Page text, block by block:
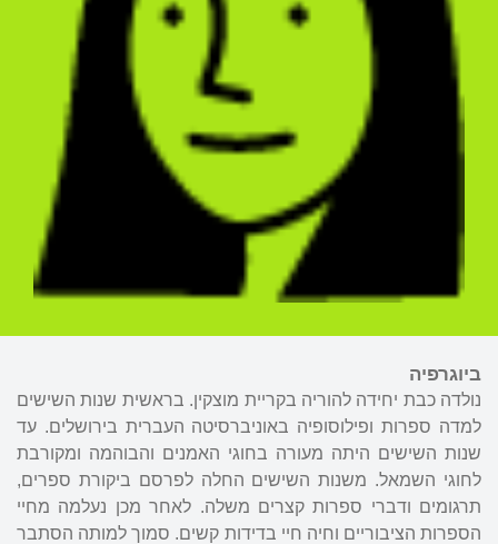
ביוגרפיה
נולדה כבת יחידה להוריה בקריית מוצקין. בראשית שנות השישים
למדה ספרות ופילוסופיה באוניברסיטה העברית בירושלים. עד
שנות השישים היתה מעורה בחוגי האמנים והבוהמה ומקורבת
לחוגי השמאל. משנות השישים החלה לפרסם ביקורת ספרים,
תרגומים ודברי ספרות קצרים משלה. לאחר מכן נעלמה מחיי
הספרות הציבוריים וחיה חיי בדידות קשים. סמוך למותה הסתבר